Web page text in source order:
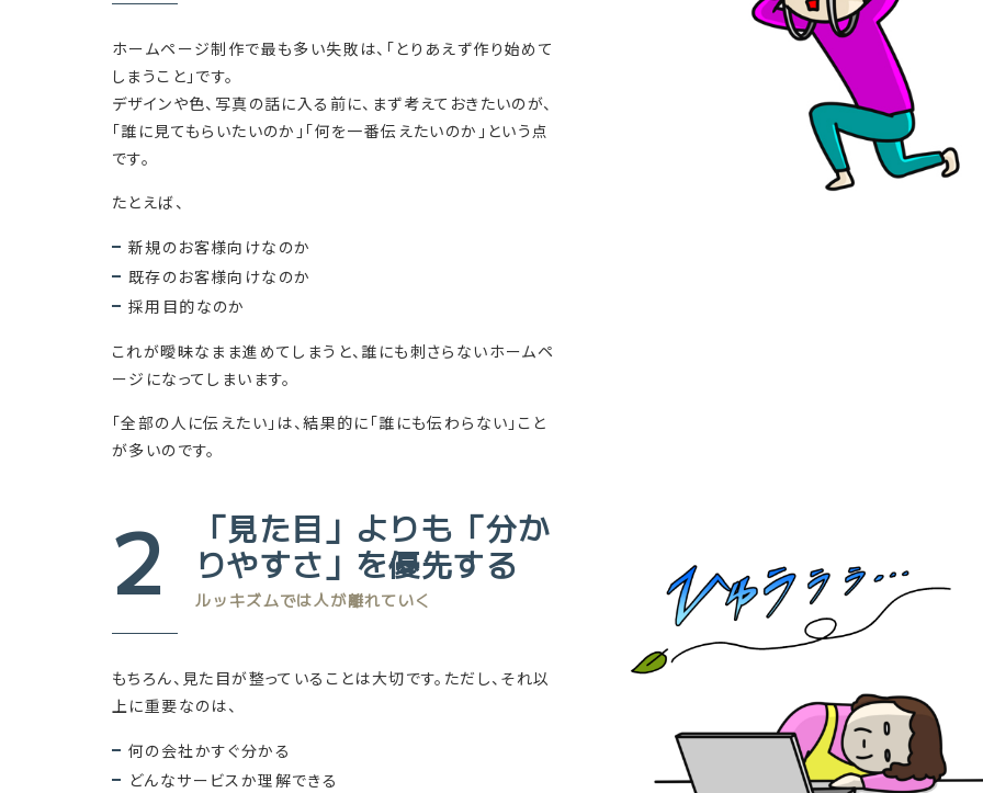
ホームページ制作で最も多い失敗は、「とりあえず作り始めて
しまうこと」です。
デザインや色、写真の話に入る前に、まず考えておきたいのが、
「誰に見てもらいたいのか」「何を一番伝えたいのか」という点
です。
たとえば、
新規のお客様向けなのか
既存のお客様向けなのか
採用目的なのか
これが曖昧なまま進めてしまうと、誰にも刺さらないホームペ
ージになってしまいます。
「全部の人に伝えたい」は、結果的に「誰にも伝わらない」こと
が多いのです。
2
「見た目」よりも「分か
りやすさ」を優先する
ルッキズムでは人が離れていく
もちろん、見た目が整っていることは大切です。ただし、それ以
上に重要なのは、
何の会社かすぐ分かる
どんなサービスか理解できる